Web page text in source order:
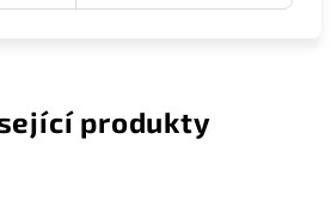
produkty